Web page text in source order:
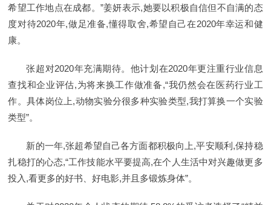
希望工作地点在成都。”姜妍表示,她要以积极自信但不自满的态
度对待2020年,做足准备,懂得取舍,希望自己在2020年幸运和健
康。
张超对2020年充满期待。他计划在2020年更注重行业信息
查找和企业评估,为将来换工作做准备,“我仍然会在医药行业工
作。具体岗位上,动物实验分很多种实验类型,我打算换一个实验
类型”。
新的一年,张超希望自己各方面都积极向上,平安顺利,保持稳
扎稳打的心态,“工作技能水平要提高,在个人生活中对兴趣做更多
投入,看更多的好书、好电影,并且多锻炼身体”。